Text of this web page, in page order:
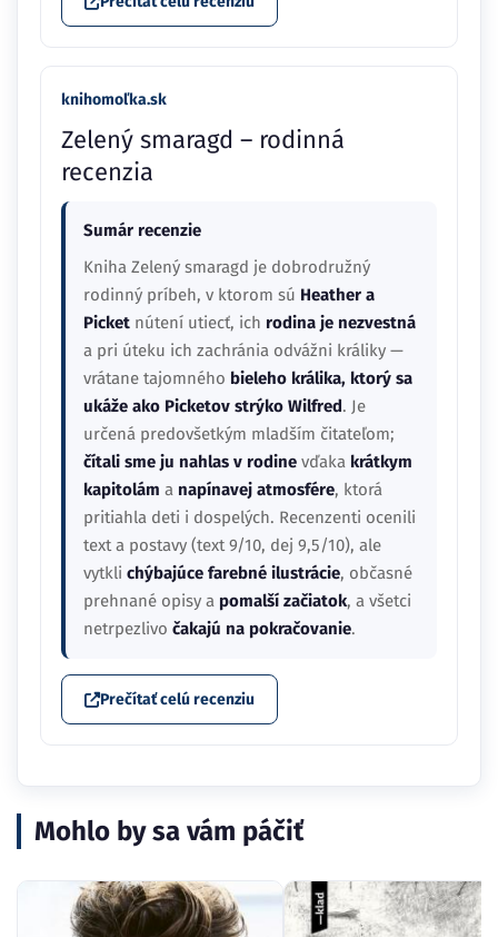
knihomoľka.sk
Zelený smaragd – rodinná
recenzia
Sumár recenzie
Kniha Zelený smaragd je dobrodružný
rodinný príbeh, v ktorom sú Heather a
Picket nútení utiecť, ich rodina je nezvestná
a pri úteku ich zachránia odvážni králiky —
vrátane tajomného bieleho králika, ktorý sa
ukáže ako Picketov strýko Wilfred . Je
určená predovšetkým mladším čitateľom;
čítali sme ju nahlas v rodine vďaka krátkym
kapitolám a napínavej atmosfére, ktorá
pritiahla deti i dospelých. Recenzenti ocenili
text a postavy (text 9/10, dej 9,5/10), ale
vytkli chýbajúce farebné ilustrácie, občasné
prehnané opisy a pomalší začiatok, a všetci
netrpezlivo čakajú na pokračovanie.
Prečítať celú recenziu
Mohlo by sa vám páčiť